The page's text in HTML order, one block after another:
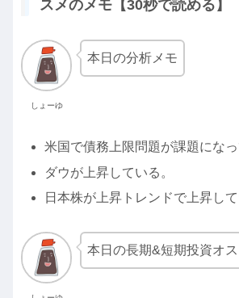
スメのメモ【30秒で読める】
しょーゆ
本日の分析メモ
米国で債務上限問題が課題になっ
ダウが上昇している。
日本株が上昇トレンドで上昇して
本日の長期&短期投資オ